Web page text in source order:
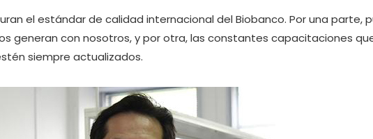
el estándar de calidad internacional del Biobanco. Por una parte,
generan con nosotros, y por otra, las constantes capacitaciones
siempre actualizados.